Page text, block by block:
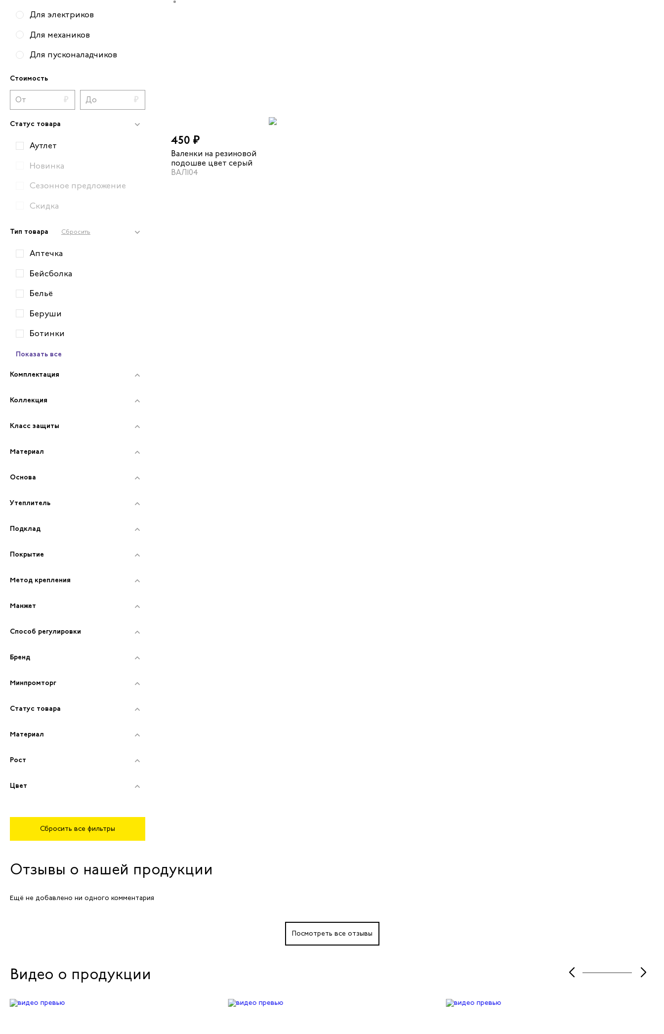
Для электриков
Для механиков
Для пусконаладчиков
Для складских работников
Для техников
Стоимость
Статус товара
Аутлет
Новинка
Сезонное предложение
Скидка
Тип товара Сбросить
Аптечка
Бейсболка
Бельё
Беруши
Ботинки
Показать все
Комплектация
Коллекция
Класс защиты
Материал
Основа
Утеплитель
Подклад
Покрытие
Метод крепления
Манжет
Способ регулировки
Бренд
Минпромторг
Статус товара
Материал
Рост
Цвет
Сбросить все фильтры
450 ₽
Валенки на резиновой
подошве цвет серый
ВАЛ104
Отзывы о нашей продукции
Ещё не добавлено ни одного комментария
Посмотреть все отзывы
Видео о продукции